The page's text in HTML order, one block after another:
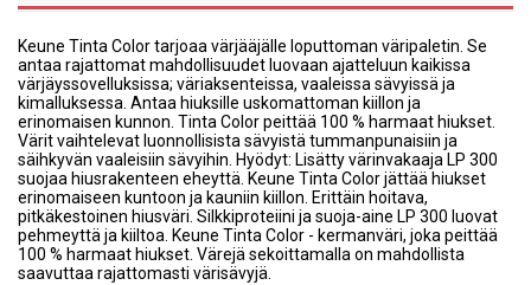
Keune Tinta Color tarjoaa värjääjälle loputtoman väripaletin. Se
antaa rajattomat mahdollisuudet luovaan ajatteluun kaikissa
värjäyssovelluksissa; väriaksenteissa, vaaleissa sävyissä ja
kimalluksessa. Antaa hiuksille uskomattoman kiillon ja
erinomaisen kunnon. Tinta Color peittää 100 % harmaat hiukset.
Värit vaihtelevat luonnollisista sävyistä tummanpunaisiin ja
säihkyvän vaaleisiin sävyihin. Hyödyt: Lisätty värinvakaaja LP 300
suojaa hiusrakenteen eheyttä. Keune Tinta Color jättää hiukset
erinomaiseen kuntoon ja kauniin kiillon. Erittäin hoitava,
pitkäkestoinen hiusväri. Silkkiproteiini ja suoja-aine LP 300 luovat
pehmeyttä ja kiiltoa. Keune Tinta Color - kermanväri, joka peittää
100 % harmaat hiukset. Värejä sekoittamalla on mahdollista
saavuttaa rajattomasti värisävyjä.